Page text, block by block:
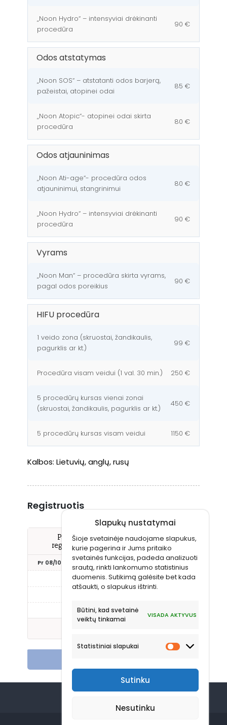
Slapukų nustatymai
Šioje svetainėje naudojame slapukus,
kurie pagerina ir Jums pritaiko
svetainės funkcijas, padeda analizuoti
srautą, rinkti lankomumo statistinius
duomenis. Sutikimą galėsite bet kada
atšaukti, o slapukus ištrinti.
Būtini, kad svetainė
veiktų tinkamai
VISADA AKTYVUS
Statistiniai slapukai
Sutinku
Nesutinku
„Noon Hydro“ – intensyviai drėkinanti
procedūra
90 €
Odos atstatymas
„Noon SOS“ – atstatanti odos barjerą,
pažeistai, atopinei odai
85 €
„Noon Atopic“- atopinei odai skirta
procedūra
80 €
Odos atjauninimas
„Noon Ati-age“- procedūra odos
atjauninimui, stangrinimui
80 €
„Noon Hydro“ – intensyviai drėkinanti
procedūra
90 €
Vyrams
„Noon Man“ – procedūra skirta vyrams,
pagal odos poreikius
90 €
HIFU procedūra
1 veido zona (skruostai, žandikaulis,
pagurklis ar kt.)
99 €
Procedūra visam veidui (1 val. 30 min.) 250 €
5 procedūrų kursas vienai zonai
(skruostai, žandikaulis, pagurklis ar kt.)
450 €
5 procedūrų kursas visam veidui 1150 €
Kalbos: Lietuvių, anglų, rusų
Registruotis
Pažymėkite Jums tinkantį laiką ir
registruokitės vizitui pas šį gydytoją
Pr 08/10 An 08/11 Tr 08/12 Kt 08/13
16:30